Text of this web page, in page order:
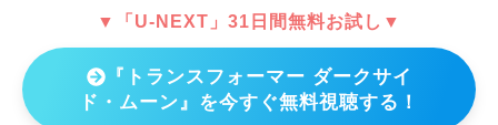
▼「U-NEXT」31日間無料お試し▼
『トランスフォーマー ダークサイ
ド・ムーン』を今すぐ無料視聴する！